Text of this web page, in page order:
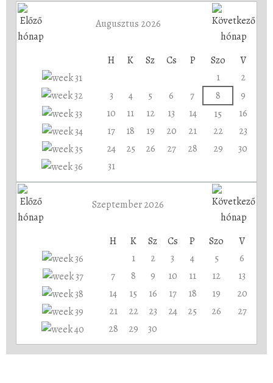
Augusztus 2026
H K Sz Cs P Szo
V
1
2
3
4 5 6 7 8
9
10
11 12 13 14 15
16
17
18 19 20 21 22
23
24
25 26 27 28 29
30
31
Szeptember 2026
H K Sz Cs P Szo
V
1
2 3 4 5
6
7
8 9 10 11 12
13
14
15 16 17 18 19
20
21
22 23 24 25 26
27
28
29 30